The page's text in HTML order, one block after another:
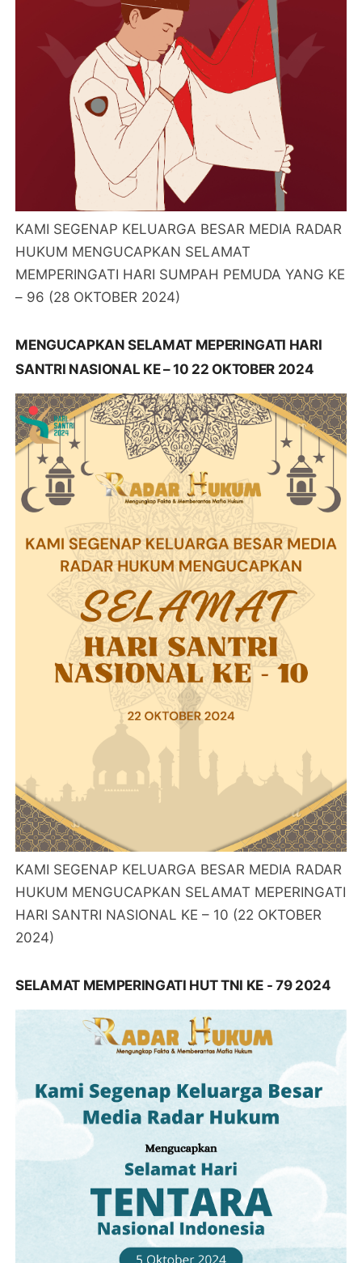
KAMI SEGENAP KELUARGA BESAR MEDIA RADAR
HUKUM MENGUCAPKAN SELAMAT
MEMPERINGATI HARI SUMPAH PEMUDA YANG KE
– 96 (28 OKTOBER 2024)
MENGUCAPKAN SELAMAT MEPERINGATI HARI
SANTRI NASIONAL KE – 10 22 OKTOBER 2024
KAMI SEGENAP KELUARGA BESAR MEDIA RADAR
HUKUM MENGUCAPKAN SELAMAT MEPERINGATI
HARI SANTRI NASIONAL KE – 10 (22 OKTOBER
2024)
SELAMAT MEMPERINGATI HUT TNI KE - 79 2024